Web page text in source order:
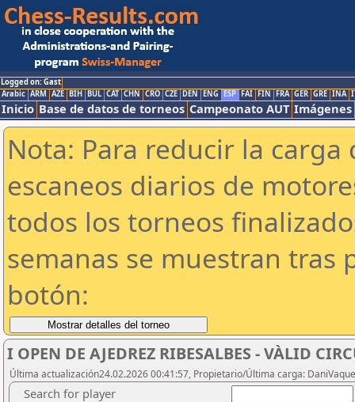
Logged on: Gast
Arabic ARM AZE BIH BUL CAT CHN CRO CZE DEN ENG ESP FAI FIN FRA GER GRE INA
Inicio Base de datos de torneos Campeonato AUT Imágenes
Nota: Para reducir la
escaneos diarios de
todos los torneos
semanas se muestran tras
botón:
I OPEN DE AJEDREZ RIBESALBES - VÀLID
Última actualización24.02.2026 00:41:57, Propietario/Última carga:
Search for player